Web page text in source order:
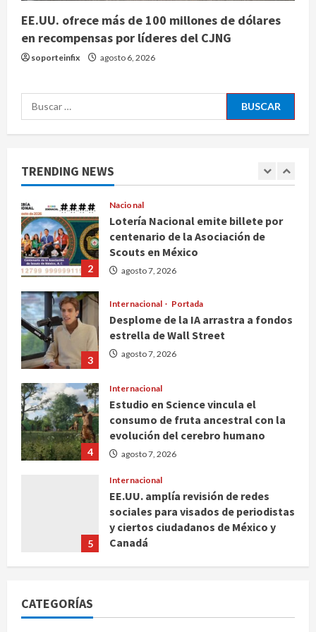
EE.UU. ofrece más de 100 millones de dólares
en recompensas por líderes del CJNG
soporteinfix agosto 6, 2026
Buscar:
TRENDING NEWS
Internacional
EE.UU. amplía revisión de redes
sociales para visados de periodistas
1
Nacional
Fallece Carlos Garfias Merlos,
2
Nacional
Lotería Nacional emite billete por
centenario de la Asociación de
Scouts en México
agosto 7, 2026
3
Internacional Portada
Desplome de la IA arrastra a fondos
estrella de Wall Street
agosto 7, 2026
4
Internacional
Estudio en Science vincula el
consumo de fruta ancestral con la
evolución del cerebro humano
agosto 7, 2026
5
Internacional
EE.UU. amplía revisión de redes
sociales para visados de periodistas
y ciertos ciudadanos de México y
Canadá
CATEGORÍAS